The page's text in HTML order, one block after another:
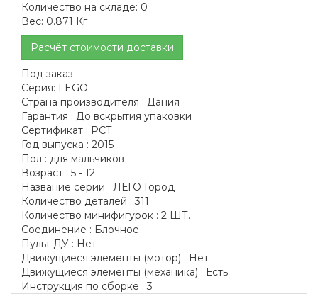
Количество на складе: 0
Вес: 0.871 Кг
Расчёт стоимости доставки
Под заказ
Серия: LEGO
Страна производителя : Дания
Гарантия : До вскрытия упаковки
Сертификат : РСТ
Год выпуска : 2015
Пол : для мальчиков
Возраст : 5 - 12
Название серии : ЛЕГО Город
Количество деталей : 311
Количество минифигурок : 2 ШТ.
Соединение : Блочное
Пульт ДУ : Нет
Движущиеся элементы (мотор) : Нет
Движущиеся элементы (механика) : Есть
Инструкция по сборке : 3